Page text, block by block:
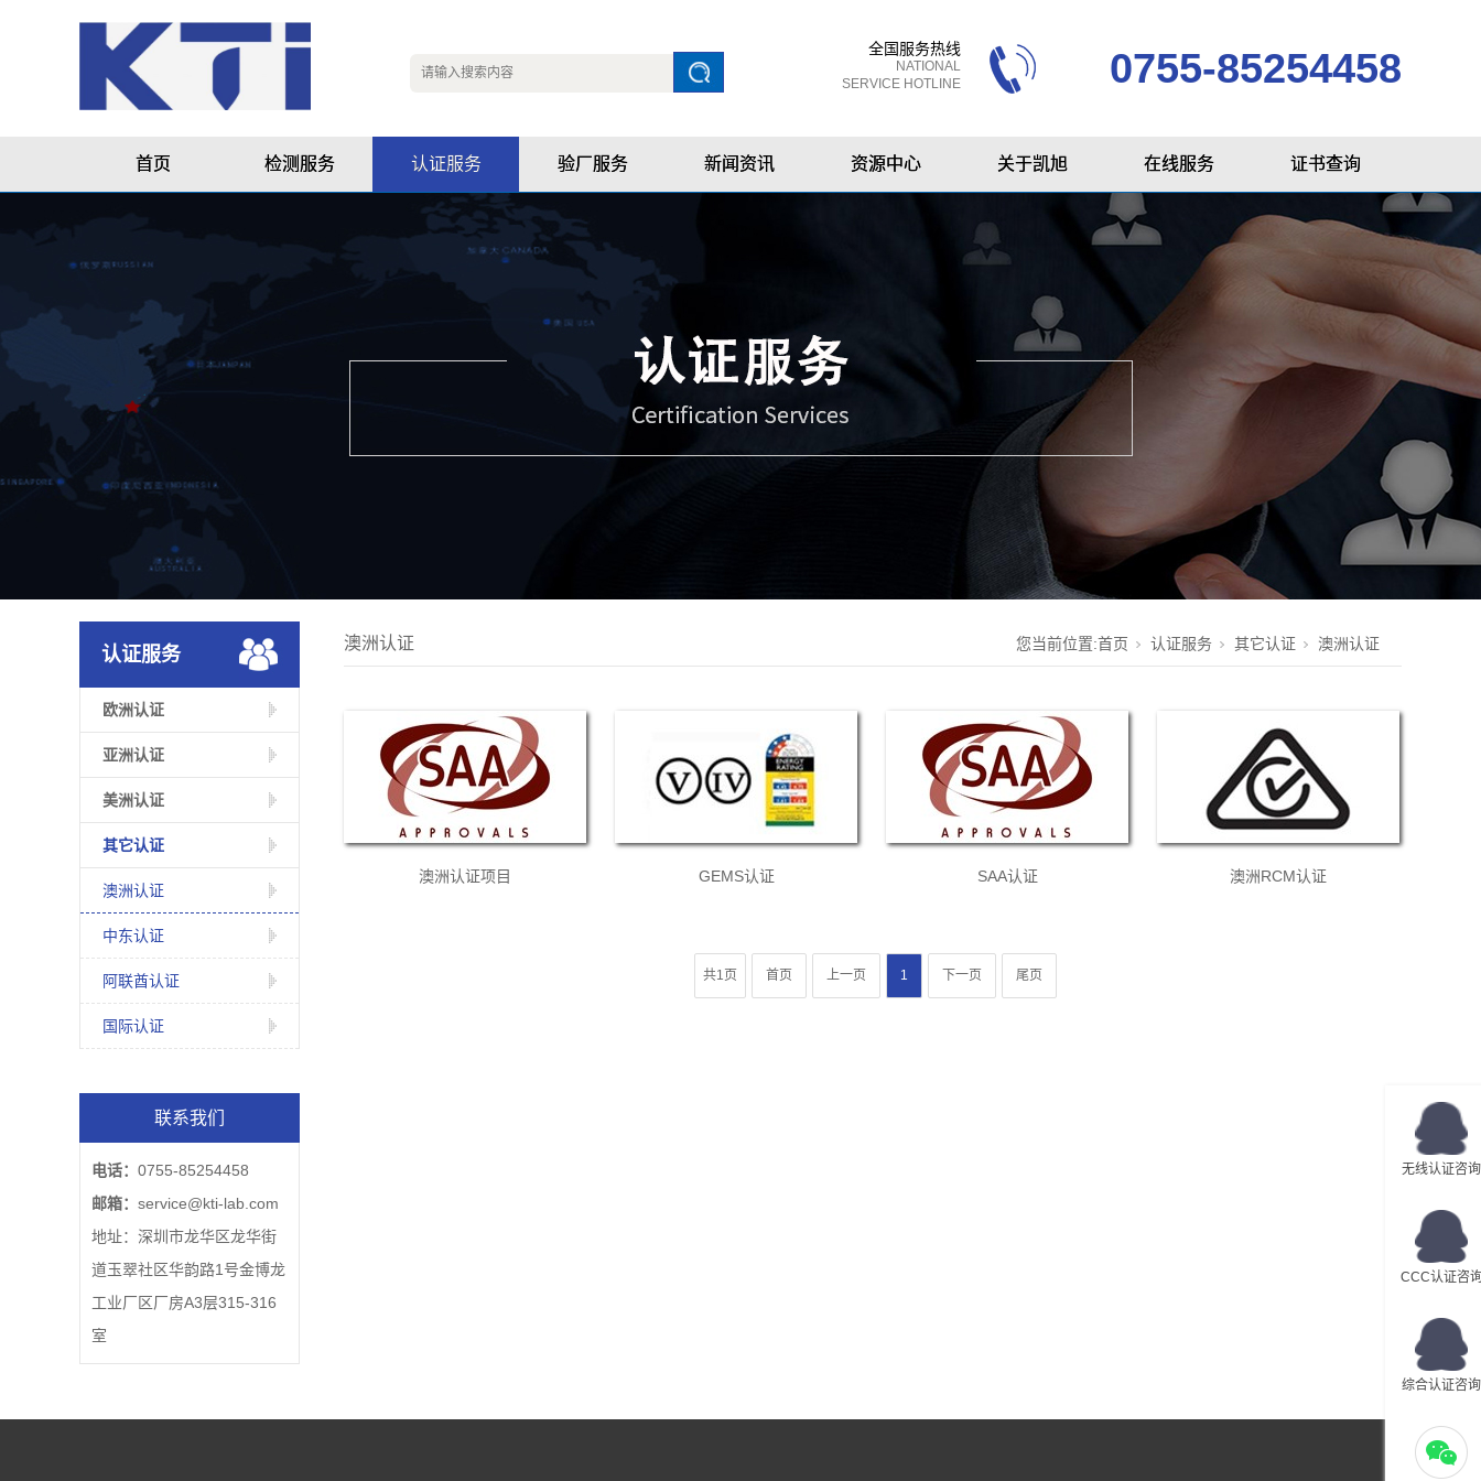
全国服务热线
NATIONAL
SERVICE HOTLINE
0755-85254458
首页 检测服务 认证服务 验厂服务 新闻资讯 资源中心 关于凯旭 在线服务 证书查询
认证服务
欧洲认证
亚洲认证
美洲认证
其它认证
澳洲认证
中东认证
阿联酋认证
国际认证
联系我们
电话： 0755-85254458
邮箱： service@kti-lab.com
地址：深圳市龙华区龙华街
道玉翠社区华韵路1号金博龙
工业厂区厂房A3层315-316
室
澳洲认证 您当前位置:首页 认证服务 其它认证 澳洲认证
澳洲认证项目 GEMS认证 SAA认证 澳洲RCM认证
共1页 首页 上一页 1 下一页 尾页
无线认证咨询
CCC认证咨
综合认证咨询